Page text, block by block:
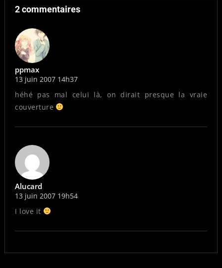
2 commentaires
ppmax
13 juin 2007 14h37
héhé pas mal celui là, on dirait presque la vraie
couverture
Alucard
13 juin 2007 19h54
I love it